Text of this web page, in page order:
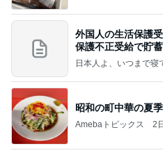
外国人の生活保護
保護不正受給で貯
ンを
日本人よ、いつまで寝
昭和の町中華の夏
Amebaトピックス 2